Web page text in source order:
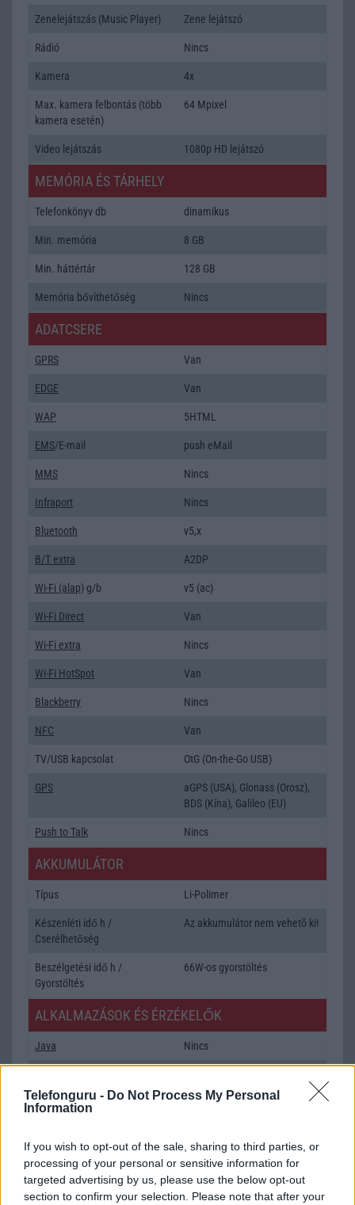
Telefonguru - Do Not Process My Personal
Information
If you wish to opt-out of the sale, sharing to third parties, or
processing of your personal or sensitive information for
targeted advertising by us, please use the below opt-out
section to confirm your selection. Please note that after your
Zenelejátszás (Music Player) Zene lejátszó
Rádió Nincs
Kamera 4x
Max. kamera felbontás (több
kamera esetén)
64 Mpixel
Video lejátszás 1080p HD lejátszó
MEMÓRIA ÉS TÁRHELY
Telefonkönyv db dinamikus
Min. memória 8 GB
Min. háttértár 128 GB
Memória bővíthetőség Nincs
ADATCSERE
GPRS Van
EDGE Van
WAP 5HTML
EMS/E-mail push eMail
MMS Nincs
Infraport Nincs
Bluetooth v5,x
B/T extra A2DP
Wi-Fi (alap) g/b v5 (ac)
Wi-Fi Direct Van
Wi-Fi extra Nincs
Wi-Fi HotSpot Van
Blackberry Nincs
NFC Van
TV/USB kapcsolat OtG (On-the-Go USB)
GPS
aGPS (USA), Glonass (Orosz),
BDS (Kína), Galileo (EU)
Push to Talk Nincs
AKKUMULÁTOR
Típus Li-Polimer
Készenléti idő h /
Cserélhetőség
Az akkumulátor nem vehetõ ki!
Beszélgetési idő h /
Gyorstöltés
66W-os gyorstöltés
ALKALMAZÁSOK ÉS ÉRZÉKELŐK
Java Nincs
SNS integráció alap szolgáltatás
T9 szótár alkalmazás független szótár
Office alkalmazások alap szolgáltatás